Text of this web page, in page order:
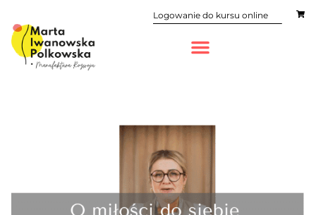
Logowanie do kursu online